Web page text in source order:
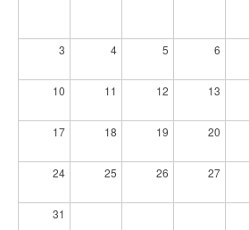
3 4 5 6
10 11 12 13
17 18 19 20
24 25 26 27
31